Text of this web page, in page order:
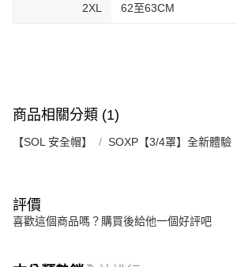
2XL 62至63CM
商品相關分類 (1)
【SOL 安全帽】 SOXP【3/4罩】全新體驗
評價
喜歡這個商品嗎？購買後給他一個好評吧